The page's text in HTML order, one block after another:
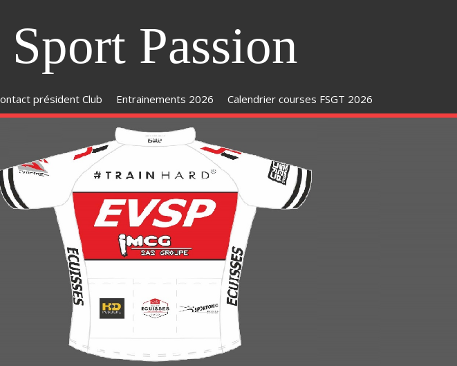
Passion
président Club Entrainements 2026 Calendrier courses FSGT 2026